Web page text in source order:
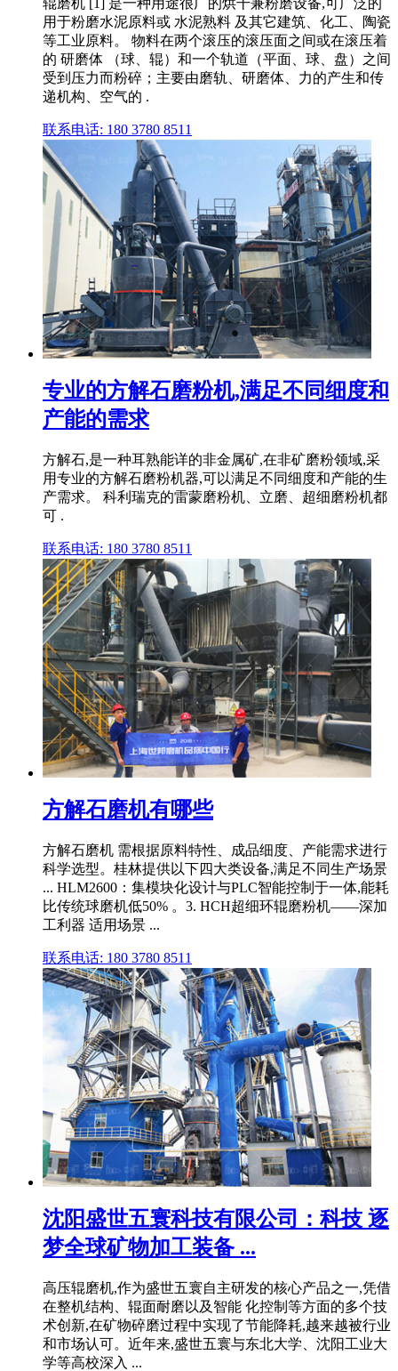
辊磨机 [1] 是一种用途很广的烘干兼粉磨设备,可广泛的
用于粉磨水泥原料或 水泥熟料 及其它建筑、化工、陶瓷
等工业原料。 物料在两个滚压的滚压面之间或在滚压着
的 研磨体 （球、辊）和一个轨道（平面、球、盘）之间
受到压力而粉碎；主要由磨轨、研磨体、力的产生和传
递机构、空气的 .
联系电话: 180 3780 8511
专业的方解石磨粉机,满足不同细度和
产能的需求
方解石,是一种耳熟能详的非金属矿,在非矿磨粉领域,采
用专业的方解石磨粉机器,可以满足不同细度和产能的生
产需求。 科利瑞克的雷蒙磨粉机、立磨、超细磨粉机都
可 .
联系电话: 180 3780 8511
方解石磨机有哪些
方解石磨机 需根据原料特性、成品细度、产能需求进行
科学选型。桂林提供以下四大类设备,满足不同生产场景
... HLM2600：集模块化设计与PLC智能控制于一体,能耗
比传统球磨机低50% 。3. HCH超细环辊磨粉机——深加
工利器 适用场景 ...
联系电话: 180 3780 8511
沈阳盛世五寰科技有限公司：科技 逐
梦全球矿物加工装备 ...
高压辊磨机,作为盛世五寰自主研发的核心产品之一,凭借
在整机结构、辊面耐磨以及智能 化控制等方面的多个技
术创新,在矿物碎磨过程中实现了节能降耗,越来越被行业
和市场认可。近年来,盛世五寰与东北大学、沈阳工业大
学等高校深入 ...